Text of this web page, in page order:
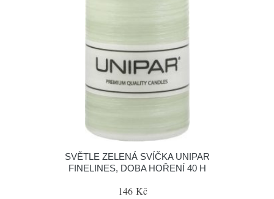
SVĚTLE ZELENÁ SVÍČKA UNIPAR
FINELINES, DOBA HOŘENÍ 40 H
146 Kč